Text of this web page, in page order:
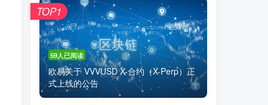
59人已阅读
欧易关于 VVVUSD X-合约（X-Perp）正
式上线的公告
TOP1